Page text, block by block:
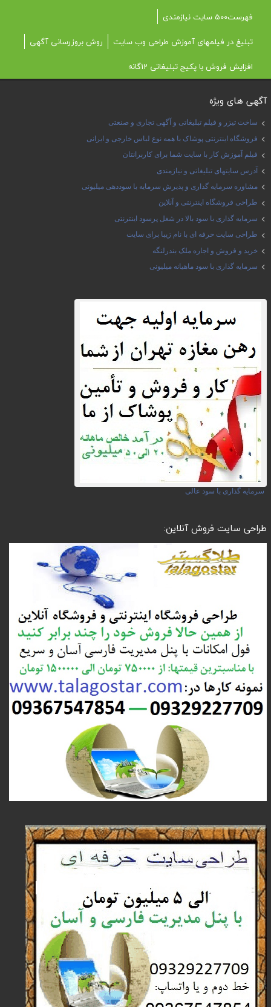
فهرست500 سایت نیازمندی
تبلیغ در فیلمهای آموزش طراحی وب سایت
روش بروزرسانی آگهی
افزایش فروش با پکیج تبلیغاتی 12گانه
آگهی های ویژه
ساخت تیزر و فیلم تبلیغاتی و آگهی تجاری و صنعتی
فروشگاه اینترنتی پوشاک با همه نوع لباس خارجی و ایرانی
فیلم آموزش کار با سایت شما برای کاربرانتان
آدرس سایتهای تبلیغاتی و نیازمندی
مشاوره سرمایه گذاری و پذیرش سرمایه با سوددهی میلیونی
طراحی فروشگاه اینترنتی و آنلاین
سرمایه گذاری با سود بالا در شغل پرسود اینترنتی
طراحی سایت حرفه ای با نام زیبا برای سایت
خرید و فروش و اجاره ملک بندرلنگه
سرمایه گذاری با سود ماهیانه میلیونی
سرمایه گذاری با سود عالی
طراحی سایت فروش آنلاین: